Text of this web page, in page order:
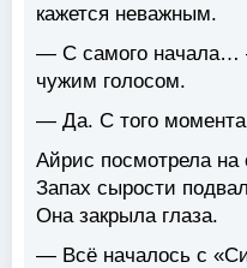
кажется неважным.
— С самого начала…
чужим голосом.
— Да. С того
Айрис посмотрела
Запах сырости
Она закрыла глаза.
— Всё началось с